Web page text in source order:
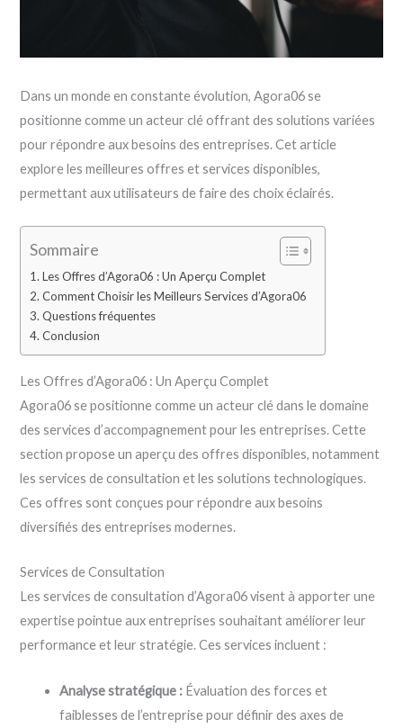
Dans un monde en constante évolution, Agora06 se
positionne comme un acteur clé offrant des solutions variées
pour répondre aux besoins des entreprises. Cet article
explore les meilleures offres et services disponibles,
permettant aux utilisateurs de faire des choix éclairés.
Sommaire
Les Offres d’Agora06 : Un Aperçu Complet
Comment Choisir les Meilleurs Services d’Agora06
Questions fréquentes
Conclusion
Les Offres d’Agora06 : Un Aperçu Complet
Agora06 se positionne comme un acteur clé dans le domaine
des services d’accompagnement pour les entreprises. Cette
section propose un aperçu des offres disponibles, notamment
les services de consultation et les solutions technologiques.
Ces offres sont conçues pour répondre aux besoins
diversifiés des entreprises modernes.
Services de Consultation
Les services de consultation d’Agora06 visent à apporter une
expertise pointue aux entreprises souhaitant améliorer leur
performance et leur stratégie. Ces services incluent :
Analyse stratégique : Évaluation des forces et
faiblesses de l’entreprise pour définir des axes de